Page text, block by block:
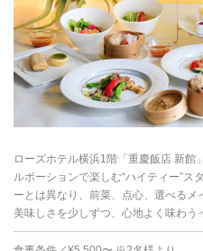
ローズホテル横浜1階「重慶飯店 新館
ルポーションで楽しむ“ハイティー”ス
ーとは異なり、前菜、点心、選べるメ
美味しさを少しずつ、心地よく味わう